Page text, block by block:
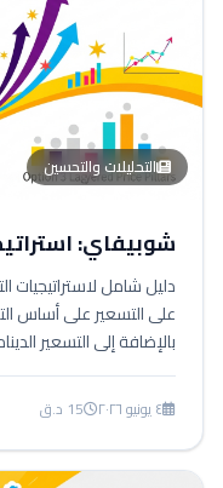
التحليلات والتحسين
شوبيفاي:
دليل شامل لاستراتيجيات
على التسعير على أساس
بالإضافة إلى التسعير
أقصى ربحية لمتجرك.
٤ يونيو ٢٠٢٦ 15 د.ق